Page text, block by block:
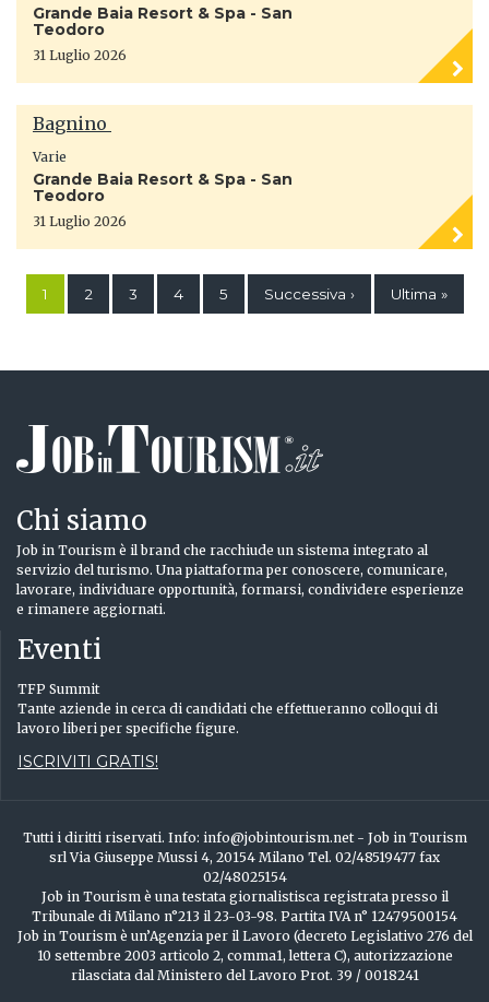
Grande Baia Resort & Spa - San
Teodoro
31 Luglio 2026
Bagnino
Varie
Grande Baia Resort & Spa - San
Teodoro
31 Luglio 2026
1 2 3 4 5 Successiva › Ultima »
Chi siamo
Job in Tourism è il brand che racchiude un sistema integrato al
servizio del turismo. Una piattaforma per conoscere, comunicare,
lavorare, individuare opportunità, formarsi, condividere esperienze
e rimanere aggiornati.
Eventi
TFP Summit
Tante aziende in cerca di candidati che effettueranno colloqui di
lavoro liberi per specifiche figure.
ISCRIVITI GRATIS!
Tutti i diritti riservati. Info: info@jobintourism.net - Job in Tourism
srl Via Giuseppe Mussi 4, 20154 Milano Tel. 02/48519477 fax
02/48025154
Job in Tourism è una testata giornalistisca registrata presso il
Tribunale di Milano n°213 il 23-03-98. Partita IVA n° 12479500154
Job in Tourism è un’Agenzia per il Lavoro (decreto Legislativo 276 del
10 settembre 2003 articolo 2, comma1, lettera C), autorizzazione
rilasciata dal Ministero del Lavoro Prot. 39 / 0018241